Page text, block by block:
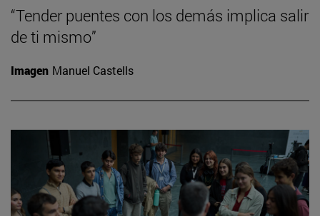
“Tender puentes con los demás implica salir
de ti mismo”
Imagen Manuel Castells